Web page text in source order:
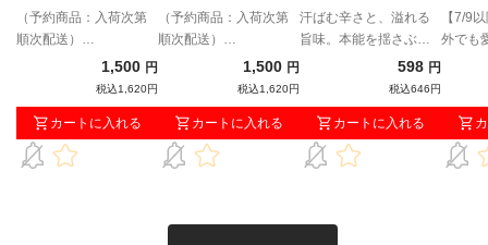
ラちゃん（豚骨魚
介）（予約商品：
入荷次第順次配
送）
（予約商品：入荷次第
順次配送）
「DOWNTOWN+」× 宅
麺コラボラーメン！松
本人志氏とダイアン・
津田篤宏氏が作り上げ
た究極の味をご賞味あ
れ！
1,500 円
税込1,620円
カートに入れる
ウちゃん（醤油）
（予約商品：入荷
次第順次配送）
（予約商品：入荷次第
順次配送）
「DOWNTOWN+」× 宅
麺コラボラーメン！松
本人志氏とダイアン・
津田篤宏氏が作り上げ
た究極の味をご賞味あ
れ！
1,500 円
税込1,620円
カートに入れる
メン「業火の赤辛
味噌」
汗ばむ辛さと、溢れる
旨味。本能を揺さぶる
スタミナ満点の一撃。
598 円
税込646円
カートに入れる
メン
濃旨
【7/9
外でも
旨みだ